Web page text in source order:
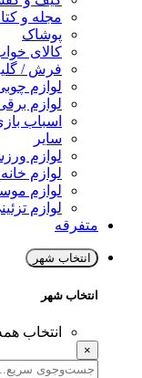
مجله و کتاب
پوشاک
کالای خواب
فرش / گلیم /
لوازم چوبی /
لوازم برقی و
اسباب بازی
سایر
لوازم ورزشی
لوازم خانه و
لوازم موسیقی
لوازم تزئینی
متفرقه
انتخاب شهر
انتخاب شهر
انتخاب همه